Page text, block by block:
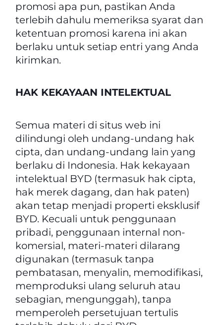
promosi apa pun, pastikan Anda
terlebih dahulu memeriksa syarat dan
ketentuan promosi karena ini akan
berlaku untuk setiap entri yang Anda
kirimkan.
HAK KEKAYAAN INTELEKTUAL
Semua materi di situs web ini
dilindungi oleh undang-undang hak
cipta, dan undang-undang lain yang
berlaku di Indonesia. Hak kekayaan
intelektual BYD (termasuk hak cipta,
hak merek dagang, dan hak paten)
akan tetap menjadi properti eksklusif
BYD. Kecuali untuk penggunaan
pribadi, penggunaan internal non-
komersial, materi-materi dilarang
digunakan (termasuk tanpa
pembatasan, menyalin, memodifikasi,
memproduksi ulang seluruh atau
sebagian, mengunggah), tanpa
memperoleh persetujuan tertulis